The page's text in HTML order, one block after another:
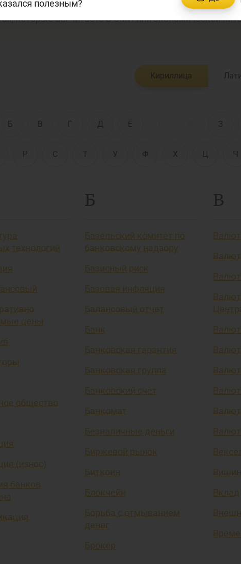
сферам. Данный толковый словарь поможет
которые Вы читаете в СМИ или экономической
Кириллица
Б В Г Д Е З
Р С Т У Ф Х Ц Ч
технологий
цены
общество
(износ)
банков
Б
Базельский комитет по
банковскому надзору
Базисный риск
Базовая инфляция
Балансовый отчет
Банк
Банковская гарантия
Банковская группа
Банковский счет
Банкомат
Безналичные деньги
Биржевой рынок
Биткоин
Блокчейн
Борьба с отмыванием
денег
Брокер
В
Вклад
полезным?